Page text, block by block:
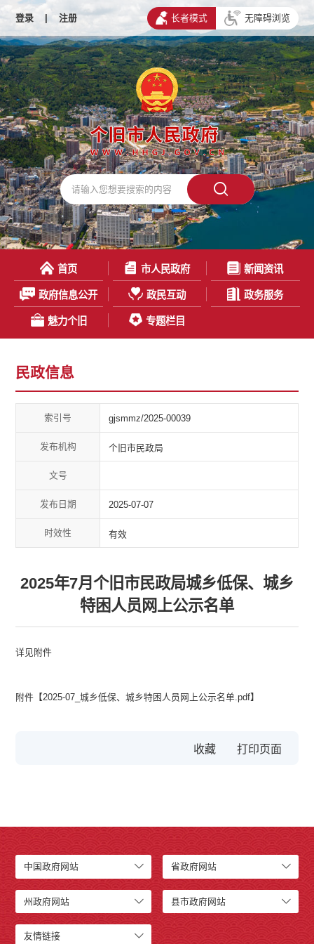
登录 | 注册 长者模式 无障碍浏览
首页 市人民政府 新闻资讯
政府信息公开 政民互动 政务服务
魅力个旧 专题栏目
民政信息
索引号 gjsmmz/2025-00039
发布机构 个旧市民政局
文号
发布日期 2025-07-07
时效性 有效
2025年7月个旧市民政局城乡低保、城乡
特困人员网上公示名单
详见附件
附件【2025-07_城乡低保、城乡特困人员网上公示名单.pdf】
收藏
中国政府网站 省政府网站
州政府网站 县市政府网站
友情链接